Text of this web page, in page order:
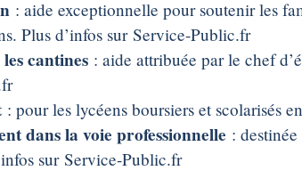
: aide exceptionnelle pour soutenir les
Plus d’infos sur Service-Public.fr
cantines : aide attribuée par le chef
: pour les lycéens boursiers et scolarisés
dans la voie professionnelle :
sur Service-Public.fr